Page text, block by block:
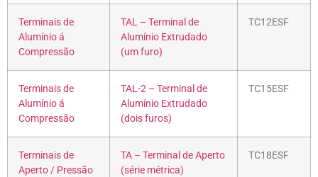
Terminais de
Alumínio á
Compressão
TAL – Terminal de
Alumínio Extrudado
(um furo)
TC12ESF
Terminais de
Alumínio á
Compressão
TAL-2 – Terminal de
Alumínio Extrudado
(dois furos)
TC15ESF
Terminais de
Aperto / Pressão
TA – Terminal de Aperto
(série métrica)
TC18ESF